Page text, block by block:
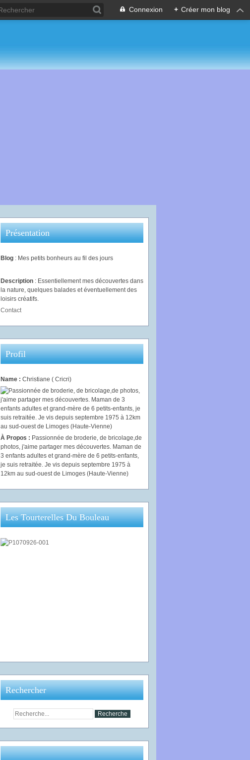
Connexion + Créer mon blog
Présentation
Blog : Mes petits bonheurs au fil des jours
Description : Essentiellement mes découvertes dans
la nature, quelques balades et éventuellement des
loisirs créatifs.
Contact
Profil
Name : Christiane ( Cricri)
À Propos : Passionnée de broderie, de bricolage,de
photos, j'aime partager mes découvertes. Maman de
3 enfants adultes et grand-mère de 6 petits-enfants,
je suis retraitée. Je vis depuis septembre 1975 à
12km au sud-ouest de Limoges (Haute-Vienne)
Les Tourterelles Du Bouleau
Rechercher